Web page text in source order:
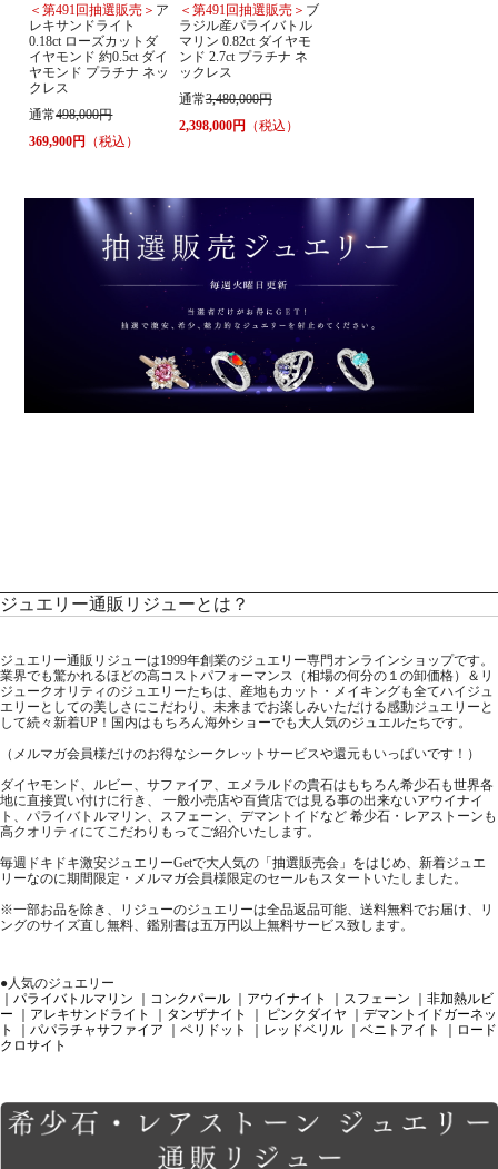
＜第491回抽選販売＞ ア
レキサンドライト
0.18ct ローズカットダ
イヤモンド 約0.5ct ダイ
ヤモンド プラチナ ネッ
クレス
通常498,000円
369,900円 （税込）
＜第491回抽選販売＞ ブ
ラジル産パライバトル
マリン 0.82ct ダイヤモ
ンド 2.7ct プラチナ ネ
ックレス
通常3,480,000円
2,398,000円 （税込）
ジュエリー通販リジューとは？
ジュエリー通販リジューは1999年創業のジュエリー専門オンラインショップです。
業界でも驚かれるほどの高コストパフォーマンス（相場の何分の１の卸価格）＆リ
ジュークオリティのジュエリーたちは、産地もカット・メイキングも全てハイジュ
エリーとしての美しさにこだわり、未来までお楽しみいただける感動ジュエリーと
して続々新着UP！国内はもちろん海外ショーでも大人気のジュエルたちです。
（メルマガ会員様だけのお得なシークレットサービスや還元もいっぱいです！）
ダイヤモンド、ルビー、サファイア、エメラルドの貴石はもちろん希少石も世界各
地に直接買い付けに行き、 一般小売店や百貨店では見る事の出来ないアウイナイ
ト、パライバトルマリン、スフェーン、デマントイドなど 希少石・レアストーンも
高クオリティにてこだわりもってご紹介いたします。
毎週ドキドキ激安ジュエリーGetで大人気の「抽選販売会」をはじめ、新着ジュエ
リーなのに期間限定・メルマガ会員様限定のセールもスタートいたしました。
※一部お品を除き、リジューのジュエリーは全品返品可能、送料無料でお届け、リ
ングのサイズ直し無料、鑑別書は五万円以上無料サービス致します。
●人気のジュエリー
｜パライバトルマリン
｜コンクパール ｜アウイナイト ｜スフェーン
｜非加熱ルビ
ー
｜アレキサンドライト ｜タンザナイト ｜ ピンクダイヤ
｜デマントイドガーネッ
ト
｜パパラチャサファイア ｜ペリドット ｜レッドベリル ｜ベニトアイト
｜ロード
クロサイト